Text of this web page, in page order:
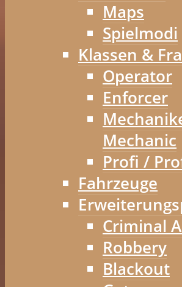
Maps
Spielmodi
Klassen &
Operator
Enforcer
Mechanic
Profi /
Fahrzeuge
Criminal
Robbery
Blackout